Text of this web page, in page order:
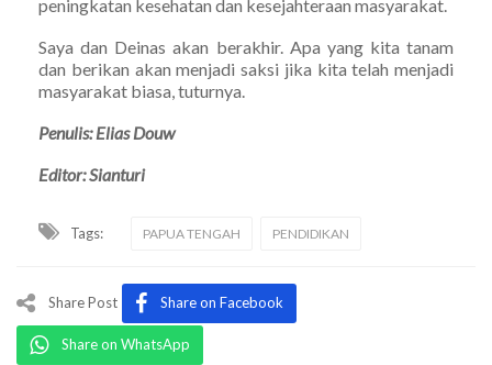
peningkatan kesehatan dan kesejahteraan masyarakat.
Saya dan Deinas akan berakhir. Apa yang kita tanam
dan berikan akan menjadi saksi jika kita telah menjadi
masyarakat biasa, tuturnya.
Penulis: Elias Douw
Editor: Sianturi
Tags: PAPUA TENGAH PENDIDIKAN
Share Post Share on Facebook
Share on WhatsApp